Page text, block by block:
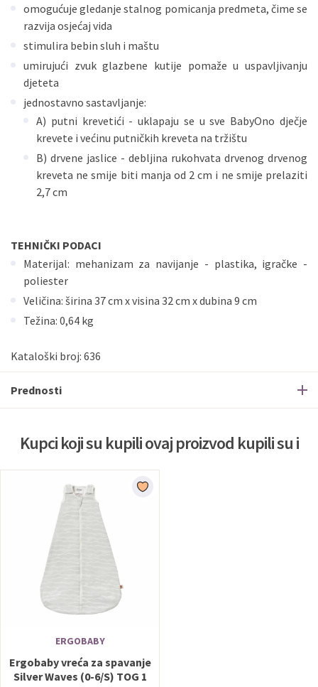
omogućuje gledanje stalnog pomicanja predmeta, čime se
razvija osjećaj vida
stimulira bebin sluh i maštu
umirujući zvuk glazbene kutije pomaže u uspavljivanju
djeteta
jednostavno sastavljanje:
A) putni krevetići - uklapaju se u sve BabyOno dječje
krevete i većinu putničkih kreveta na tržištu
B) drvene jaslice - debljina rukohvata drvenog drvenog
kreveta ne smije biti manja od 2 cm i ne smije prelaziti
2,7 cm
TEHNIČKI PODACI
Materijal: mehanizam za navijanje - plastika, igračke -
poliester
Veličina: širina 37 cm x visina 32 cm x dubina 9 cm
Težina: 0,64 kg
Kataloški broj: 636
Prednosti
Kupci koji su kupili ovaj proizvod kupili su i
ERGOBABY
Ergobaby vreća za spavanje
Silver Waves (0-6/S) TOG 1